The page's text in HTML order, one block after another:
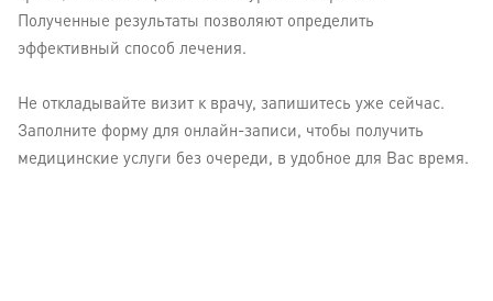
Полученные результаты позволяют определить
эффективный способ лечения.
Не откладывайте визит к врачу, запишитесь уже сейчас.
Заполните форму для онлайн-записи, чтобы получить
медицинские услуги без очереди, в удобное для Вас время.